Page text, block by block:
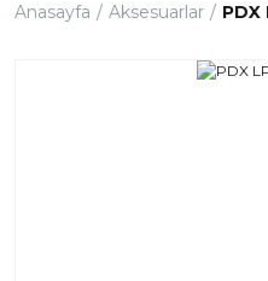
Anasayfa Aksesuarlar